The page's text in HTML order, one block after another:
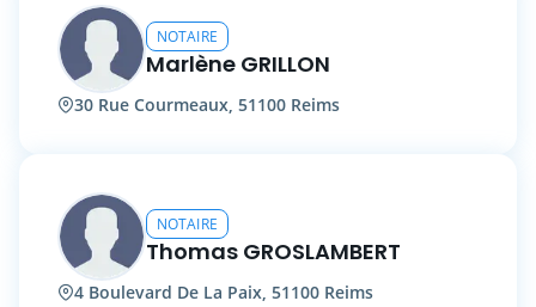
NOTAIRE
Marlène GRILLON
30 Rue Courmeaux, 51100 Reims
NOTAIRE
Thomas GROSLAMBERT
4 Boulevard De La Paix, 51100 Reims